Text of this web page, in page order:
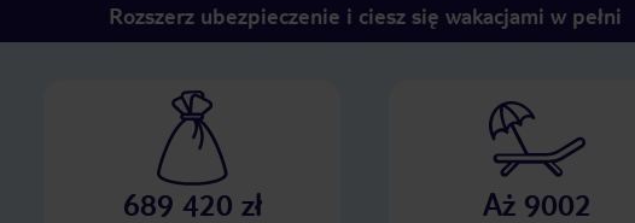
Rozszerz ubezpieczenie i ciesz się wakacjami w pełni
689 420 zł Aż 9002